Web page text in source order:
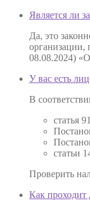
Является ли
Да, это
организации,
08.08.2024)
У вас есть
В
статья
статьи
Проверить
Как